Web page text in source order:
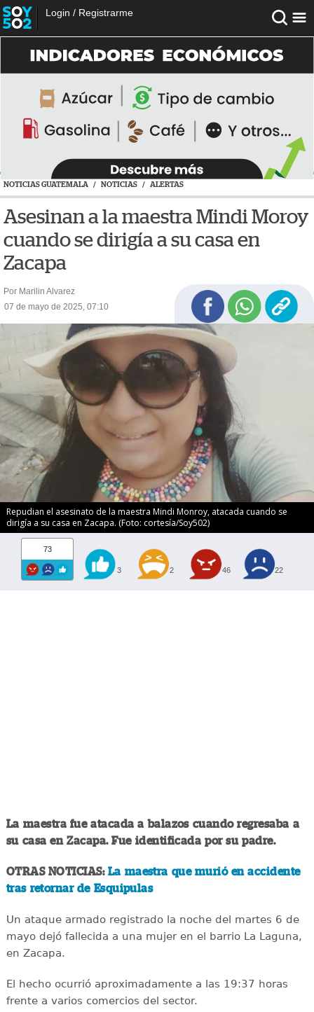
Login / Registrarme
NOTICIAS GUATEMALA / NOTICIAS / ALERTAS
Asesinan a la maestra Mindi Moroy
cuando se dirigía a su casa en
Zacapa
Por Marilin Alvarez
07 de mayo de 2025, 07:10
Repudian el asesinato de la maestra Mindi Monroy, atacada cuando se
dirigía a su casa en Zacapa. (Foto: cortesía/Soy502)
73
3 2 46 22
La maestra fue atacada a balazos cuando regresaba a
su casa en Zacapa. Fue identificada por su padre.
OTRAS NOTICIAS: La maestra que murió en accidente
tras retornar de Esquipulas
Un ataque armado registrado la noche del martes 6 de
mayo dejó fallecida a una mujer en el barrio La Laguna,
en Zacapa.
El hecho ocurrió aproximadamente a las 19:37 horas
frente a varios comercios del sector.